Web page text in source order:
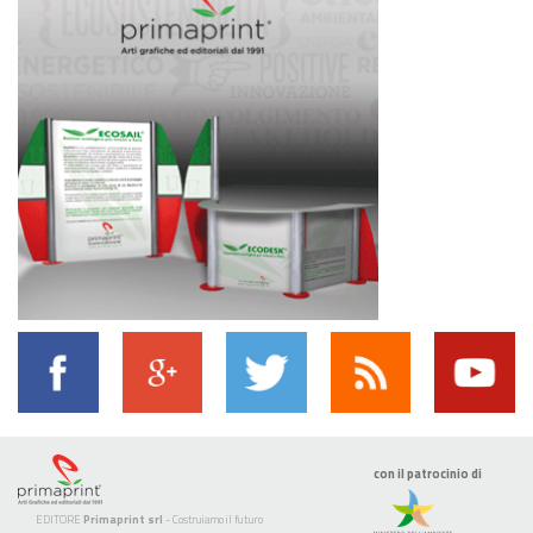
EDITORE Primaprint srl - Costruiamo il futuro
con il patrocinio di